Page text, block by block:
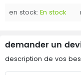
en stock: En stock
demander un
description de vos